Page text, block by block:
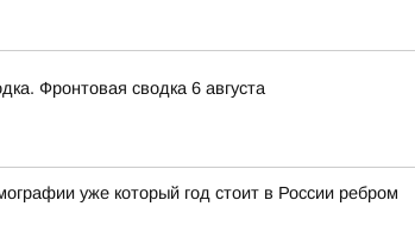
Фронтовая сводка 6 августа
уже который год стоит в России ребром